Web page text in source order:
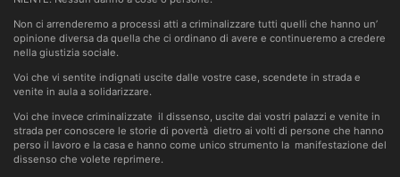
Non ci arrenderemo a processi atti a criminalizzare tutti quelli che hanno un’
opinione diversa da quella che ci ordinano di avere e continueremo a credere
nella giustizia sociale.
Voi che vi sentite indignati uscite dalle vostre case, scendete in strada e
venite in aula a solidarizzare.
Voi che invece criminalizzate il dissenso, uscite dai vostri palazzi e venite in
strada per conoscere le storie di povertà dietro ai volti di persone che hanno
perso il lavoro e la casa e hanno come unico strumento la manifestazione del
dissenso che volete reprimere.